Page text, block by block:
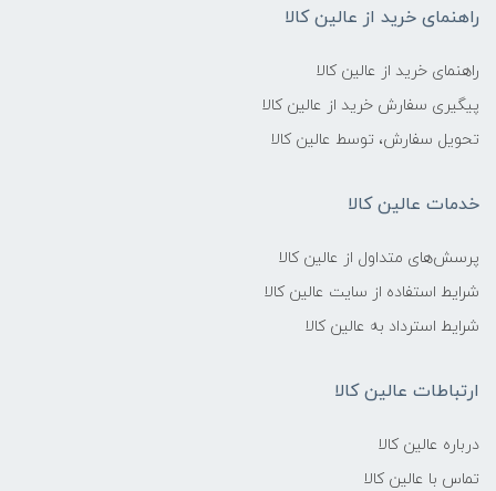
راهنمای خرید از عالین کالا
راهنمای خرید از عالین کالا
پیگیری سفارش خرید از عالین کالا
تحویل سفارش، توسط عالین کالا
خدمات عالین کالا
پرسش‌های متداول از عالین کالا
شرایط استفاده از سایت عالین کالا
شرایط استرداد به عالین کالا
ارتباطات عالین کالا
درباره عالین کالا
تماس با عالین کالا